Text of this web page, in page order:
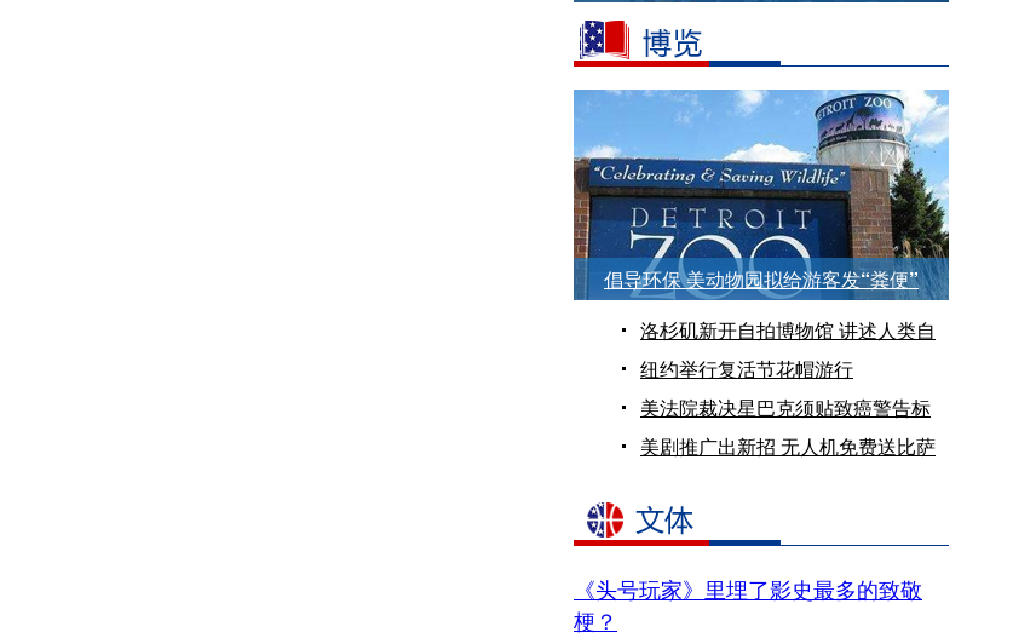
倡导环保 美动物园拟给游客发“粪便”
洛杉矶新开自拍博物馆 讲述人类自
拍史
纽约举行复活节花帽游行
美法院裁决星巴克须贴致癌警告标
签
美剧推广出新招 无人机免费送比萨
《头号玩家》里埋了影史最多的致敬
梗？